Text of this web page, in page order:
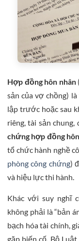
Hợp đồng hôn nhân
sản của vợ chồng)
lập trước hoặc sau
riêng, tài sản
chứng hợp đồng
tổ chức hành nghề
phòng công chứng)
và hiệu lực thi hành.
Khác với suy nghĩ
không phải là “bản
bạch hóa tài chính,
gặp biến cố. Bộ